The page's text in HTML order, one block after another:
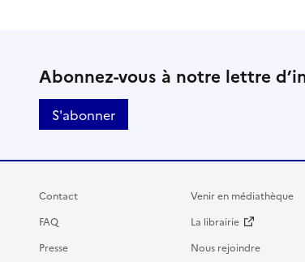
Abonnez-vous à notre lettre
S'abonner
Contact
FAQ
Presse
Venir en médiathèque
La librairie
Nous rejoindre